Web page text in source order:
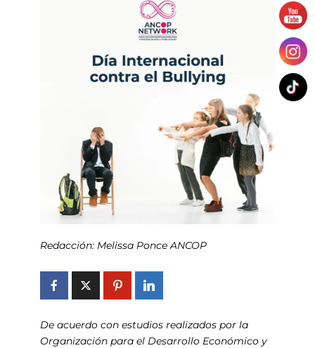
Redacción: Melissa Ponce ANCOP
De acuerdo con estudios realizados por la
Organización para el Desarrollo Económico y